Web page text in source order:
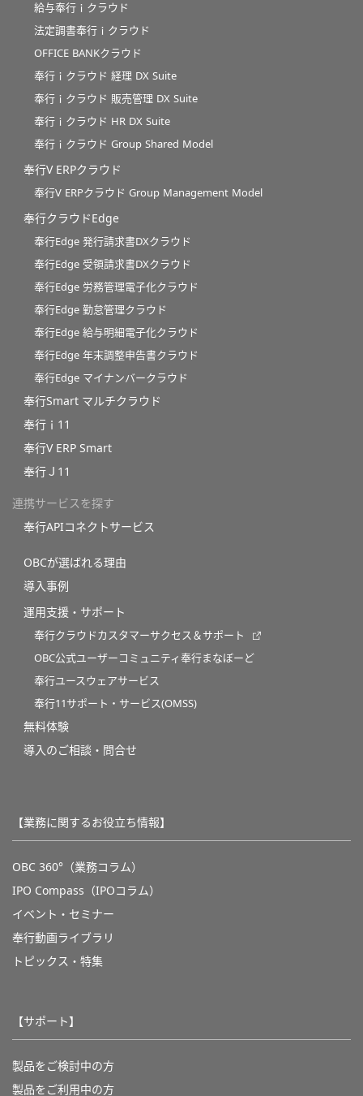
給与奉行ｉクラウド
法定調書奉行ｉクラウド
OFFICE BANKクラウド
奉行ｉクラウド 経理 DX Suite
奉行ｉクラウド 販売管理 DX Suite
奉行ｉクラウド HR DX Suite
奉行ｉクラウド Group Shared Model
奉行V ERPクラウド
奉行V ERPクラウド Group Management Model
奉行クラウドEdge
奉行Edge 発行請求書DXクラウド
奉行Edge 受領請求書DXクラウド
奉行Edge 労務管理電子化クラウド
奉行Edge 勤怠管理クラウド
奉行Edge 給与明細電子化クラウド
奉行Edge 年末調整申告書クラウド
奉行Edge マイナンバークラウド
奉行Smart マルチクラウド
奉行ｉ11
奉行V ERP Smart
奉行Ｊ11
連携サービスを探す
奉行APIコネクトサービス
OBCが選ばれる理由
導入事例
運用支援・サポート
奉行クラウドカスタマーサクセス＆サポート
OBC公式ユーザーコミュニティ奉行まなぼーど
奉行ユースウェアサービス
奉行11サポート・サービス(OMSS)
無料体験
導入のご相談・問合せ
【業務に関するお役立ち情報】
OBC 360°（業務コラム）
IPO Compass（IPOコラム）
イベント・セミナー
奉行動画ライブラリ
トピックス・特集
【サポート】
製品をご検討中の方
製品をご利用中の方